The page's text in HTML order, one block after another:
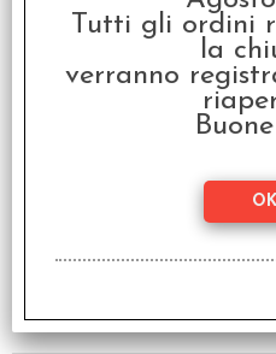
Set 10D10
Nero-
€ 14,99
Tutti gli ordini
la
verranno